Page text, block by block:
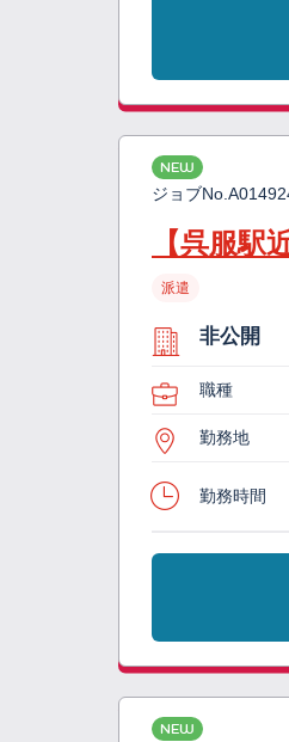
NEW
ジョブNo.
【呉服駅
派遣
非公開
職種
勤務地
勤務時間
NEW